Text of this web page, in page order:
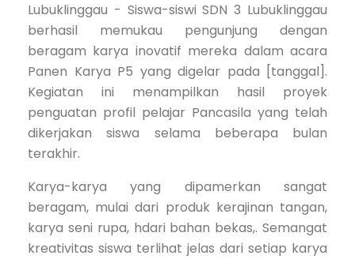
Lubuklinggau - Siswa-siswi SDN 3 Lubuklinggau
berhasil memukau pengunjung dengan
beragam karya inovatif mereka dalam acara
Panen Karya P5 yang digelar pada [tanggal].
Kegiatan ini menampilkan hasil proyek
penguatan profil pelajar Pancasila yang telah
dikerjakan siswa selama beberapa bulan
terakhir.
Karya-karya yang dipamerkan sangat
beragam, mulai dari produk kerajinan tangan,
karya seni rupa, hdari bahan bekas,. Semangat
kreativitas siswa terlihat jelas dari setiap karya